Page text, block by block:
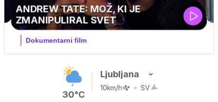
30°C
Ljubljana
10km/h SV